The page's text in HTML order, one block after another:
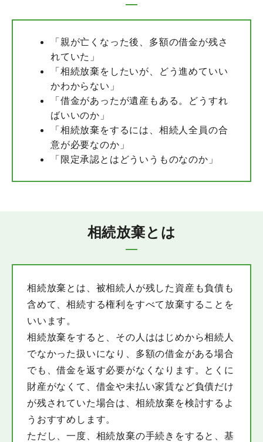
「親が亡くなった後、多額の借金が残さ
れていた」
「相続放棄をしたいが、どう進めていい
かわからない」
「借金があったが遺産もある。どうすれ
ばいいのか」
「相続放棄をするには、相続人全員の合
意が必要なのか」
「限定承認とはどういうものなのか」
相続放棄とは
相続放棄とは、被相続人が残した資産も負債も
含めて、相続する権利をすべて放棄することを
いいます。
相続放棄をすると、その人ははじめから相続人
でなかった扱いになり、多額の借金がある場合
でも、借金を返す必要がなくなります。とくに
財産がなくて、借金や未払い家賃など負債だけ
が残されていた場合は、相続放棄を検討するよ
うおすすめします。
ただし、一度、相続放棄の手続きをすると、基